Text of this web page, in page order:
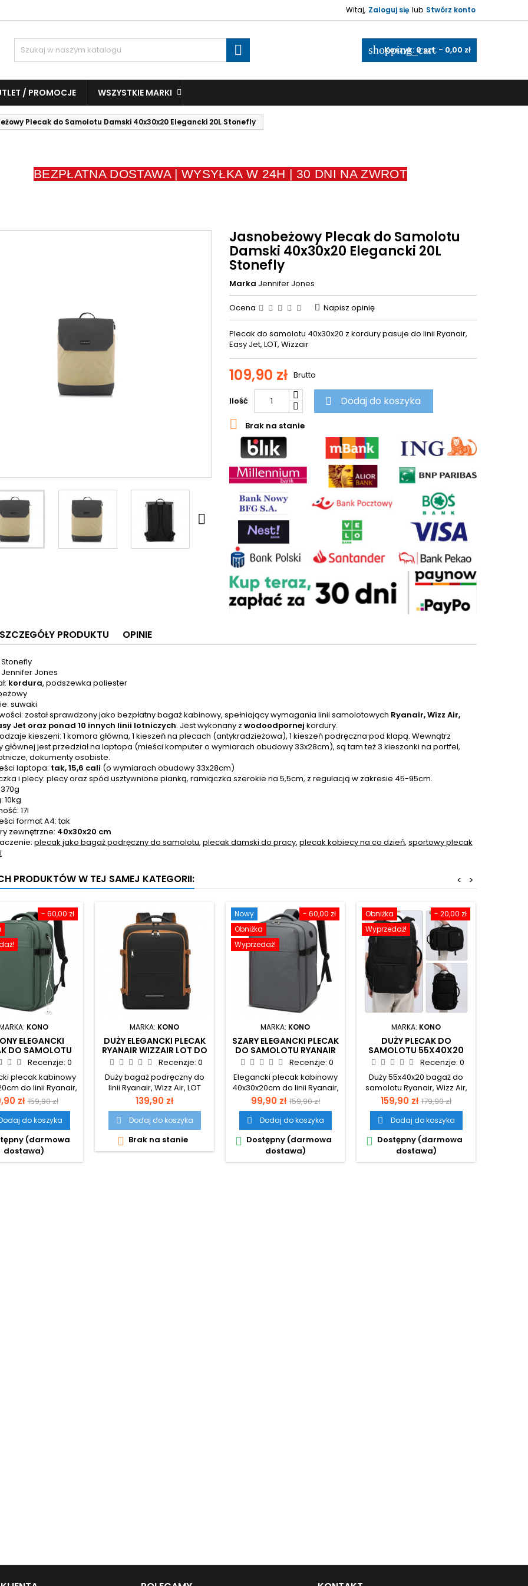
Witaj, Zaloguj się lub Stwórz konto
shopping_cart
Koszyk: 0szt. - 0,00 zł

/ PROMOCJE WSZYSTKIE MARKI
Plecak do Samolotu Damski 40x30x20 Elegancki 20L Stonefly
BEZPŁATNA DOSTAWA | WYSYŁKA W 24H | 30 DNI NA ZWROT

Jasnobeżowy Plecak do Samolotu
Damski 40x30x20 Elegancki 20L
Stonefly
Marka Jennifer Jones
Ocena Napisz opinię
Plecak do samolotu 40x30x20 z kordury pasuje do linii Ryanair,
Easy Jet, LOT, Wizzair
109,90 zł Brutto
Ilość  Dodaj do koszyka
 Brak na stanie
SZCZEGÓŁY PRODUKTU OPINIE
Jones
kordura, podszewka poliester
suwaki
został sprawdzony jako bezpłatny bagaż kabinowy, spełniający wymagania linii samolotowych Ryanair, Wizz Air,
Jet oraz ponad 10 innych linii lotniczych. Jest wykonany z wodoodpornej kordury.
kieszeni: 1 komora główna, 1 kieszeń na plecach (antykradzieżowa), 1 kieszeń podręczna pod klapą. Wewnątrz
głównej jest przedział na laptopa (mieści komputer o wymiarach obudowy 33x28cm), są tam też 3 kieszonki na portfel,
dokumenty osobiste.
laptopa: tak, 15,6 cali (o wymiarach obudowy 33x28cm)
i plecy: plecy oraz spód usztywnione pianką, ramiączka szerokie na 5,5cm, z regulacją w zakresie 45-95cm.
10kg
17l
format A4: tak
zewnętrzne: 40x30x20 cm
plecak jako bagaż podręczny do samolotu, plecak damski do pracy, plecak kobiecy na co dzień, sportowy plecak
PRODUKTÓW W TEJ SAMEJ KATEGORII: >
<
- 60,00 zł
KONO
ELEGANCKI
DO SAMOLOTU
40X30X20 Z USB
Recenzje: 0
plecak kabinowy
do linii Ryanair,
Wizz Air.
zł Cena
podstawowa
159,90 zł
do koszyka
(darmowa
dostawa)
MARKA: KONO
DUŻY ELEGANCKI PLECAK
RYANAIR WIZZAIR LOT DO
SAMOLOTU 30L
Recenzje: 0
Duży bagaż podręczny do
linii Ryanair, Wizz Air, LOT
Cena
139,90 zł
 Dodaj do koszyka
 Brak na stanie
- 60,00 zł
Nowy
Obniżka
Wyprzedaż!
MARKA: KONO
SZARY ELEGANCKI PLECAK
DO SAMOLOTU RYANAIR
40X30X20 Z USB ROSSO
Recenzje: 0
Elegancki plecak kabinowy
40x30x20cm do linii Ryanair,
Wizz Air.
Cena
99,90 zł Cena
podstawowa
159,90 zł
 Dodaj do koszyka
 Dostępny (darmowa
dostawa)
- 20,00 zł
Obniżka
Wyprzedaż!
MARKA: KONO
DUŻY PLECAK DO
SAMOLOTU 55X40X20
CZARNY BAGAŻ
PODRĘCZNY 40L FLEX
Recenzje: 0
Duży 55x40x20 bagaż do
samolotu Ryanair, Wizz Air,
LOT.
Cena
159,90 zł Cena
podstawowa
179,90 zł
 Dodaj do koszyka
 Dostępny (darmowa
dostawa)